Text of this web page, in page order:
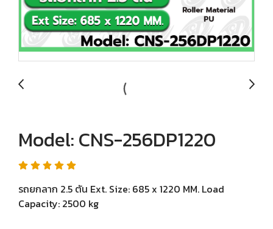
Model: CNS-256DP1220
รถยกลาก 2.5 ตัน Ext. Size: 685 x 1220 MM. Load
Capacity: 2500 kg